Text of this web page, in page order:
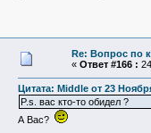
Re: Вопрос по
« Ответ #166 :
Цитата: Middle от 23
P.s. вас кто-то обидел ?
А Вас?